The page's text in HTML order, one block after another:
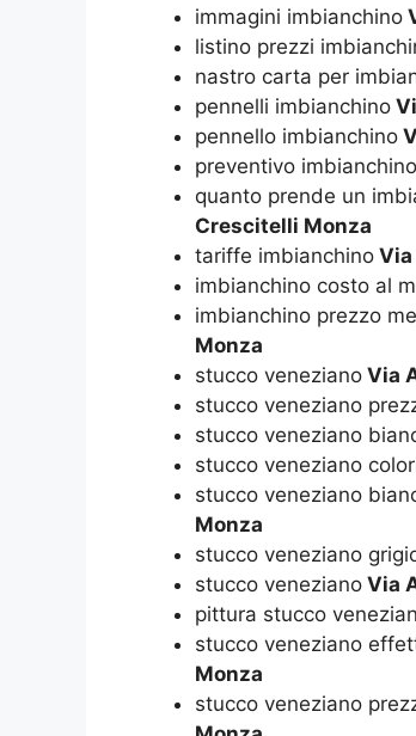
immagini imbianchino
listino prezzi
nastro carta per
pennelli imbianchino
pennello imbianchino
preventivo imbianchino
quanto prende un
Crescitelli Monza
tariffe imbianchino
imbianchino costo al
imbianchino prezzo
Monza
stucco veneziano Via
stucco veneziano
stucco veneziano
stucco veneziano
stucco veneziano
Monza
stucco veneziano
stucco veneziano Via
pittura stucco
stucco veneziano
Monza
stucco veneziano